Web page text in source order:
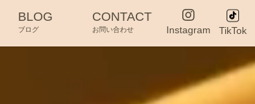
BLOG
ブログ
CONTACT
お問い合わせ Instagram TikTok